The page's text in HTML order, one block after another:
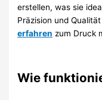
erstellen, was sie
Präzision und
erfahren zum Druck
Wie